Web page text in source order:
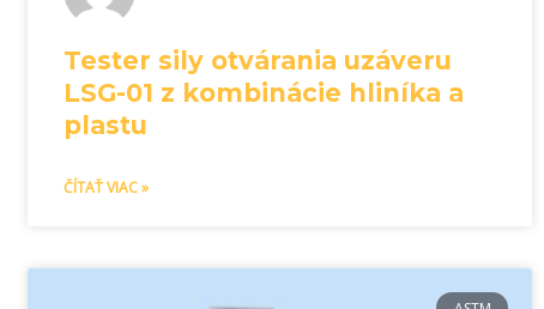
Tester sily otvárania uzáveru
LSG-01 z kombinácie hliníka a
plastu
ČÍTAŤ VIAC »